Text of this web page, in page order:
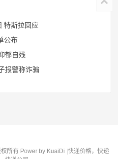
特斯拉回应
公布
郁自残
报警称诈骗
所有 Power by KuaiDi |快递价格，快递